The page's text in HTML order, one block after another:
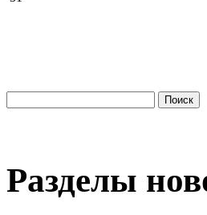
Разделы